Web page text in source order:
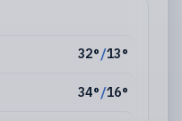
32°/13°
34°/16°